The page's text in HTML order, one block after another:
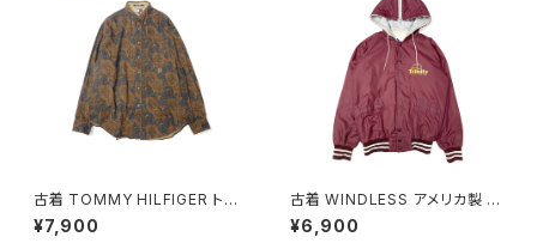
古着 TOMMY HILFIGER トミ
ーヒルフィガー 前開き 総柄 ペ
イズリー柄 コットン100％ 長袖
¥7,900
古着 WINDLESS アメリカ製 前
開き 無地 ワンポイント ナイロ
ン100％ 長袖 アウター ライトジ
¥6,900